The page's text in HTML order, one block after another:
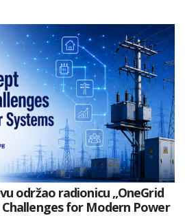
održao radionicu „OneGrid
for Modern Power